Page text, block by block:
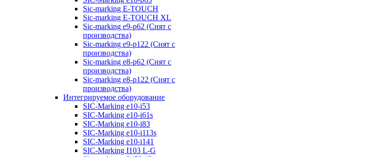
Sic-marking E-TOUCH
Sic-marking E-TOUCH XL
Sic-marking e9-p62 (Снят с
производства)
Sic-marking e9-p122 (Снят с
производства)
Sic-marking e8-p62 (Снят с
производства)
Sic-marking e8-p122 (Снят с
производства)
Интегрируемое оборудование
SIC-Marking e10-i53
SIC-Marking e10-i61s
SIC-Marking e10-i83
SIC-Marking e10-i113s
SIC-Marking e10-i141
SIC-Marking I103 L-G